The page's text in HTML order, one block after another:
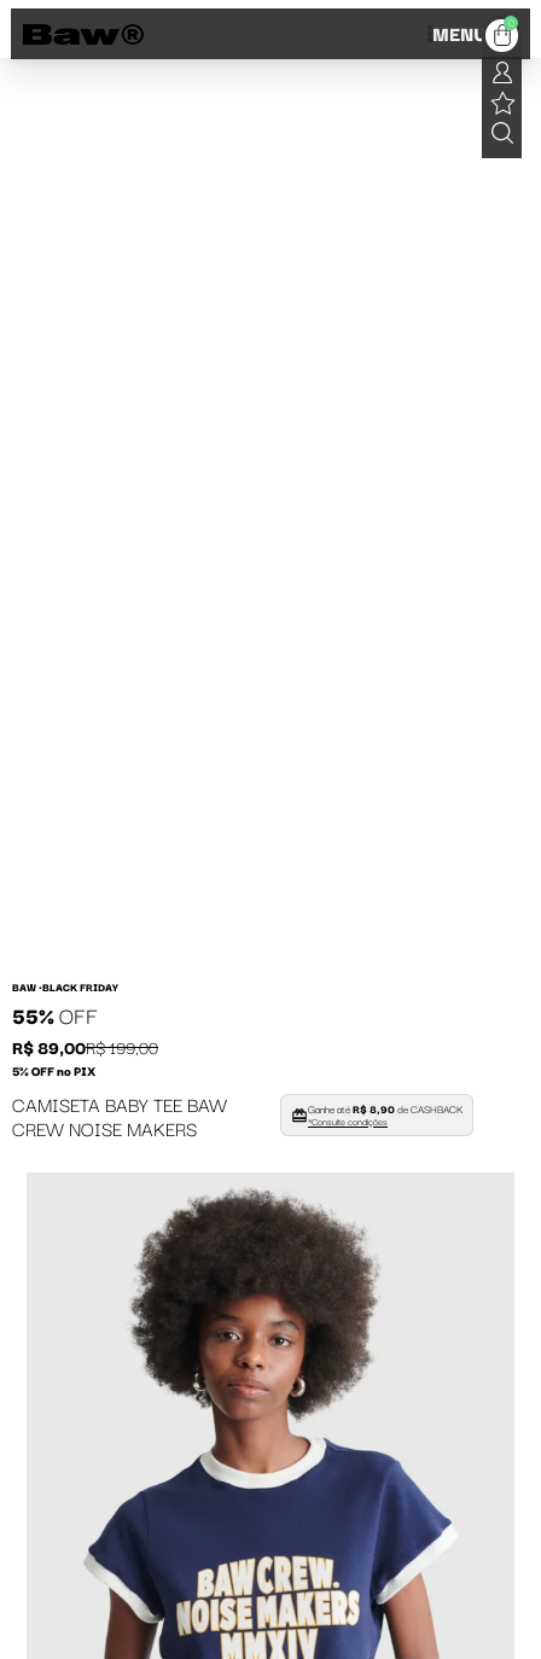
MENU 0
BAW •BLACK FRIDAY
55%OFF
R$ 89,00R$ 199,00
5% OFF no PIX
CAMISETA BABY TEE BAW
CREW NOISE MAKERS
Ganhe atéR$ 8,90de CASHBACK
*Consulte condições